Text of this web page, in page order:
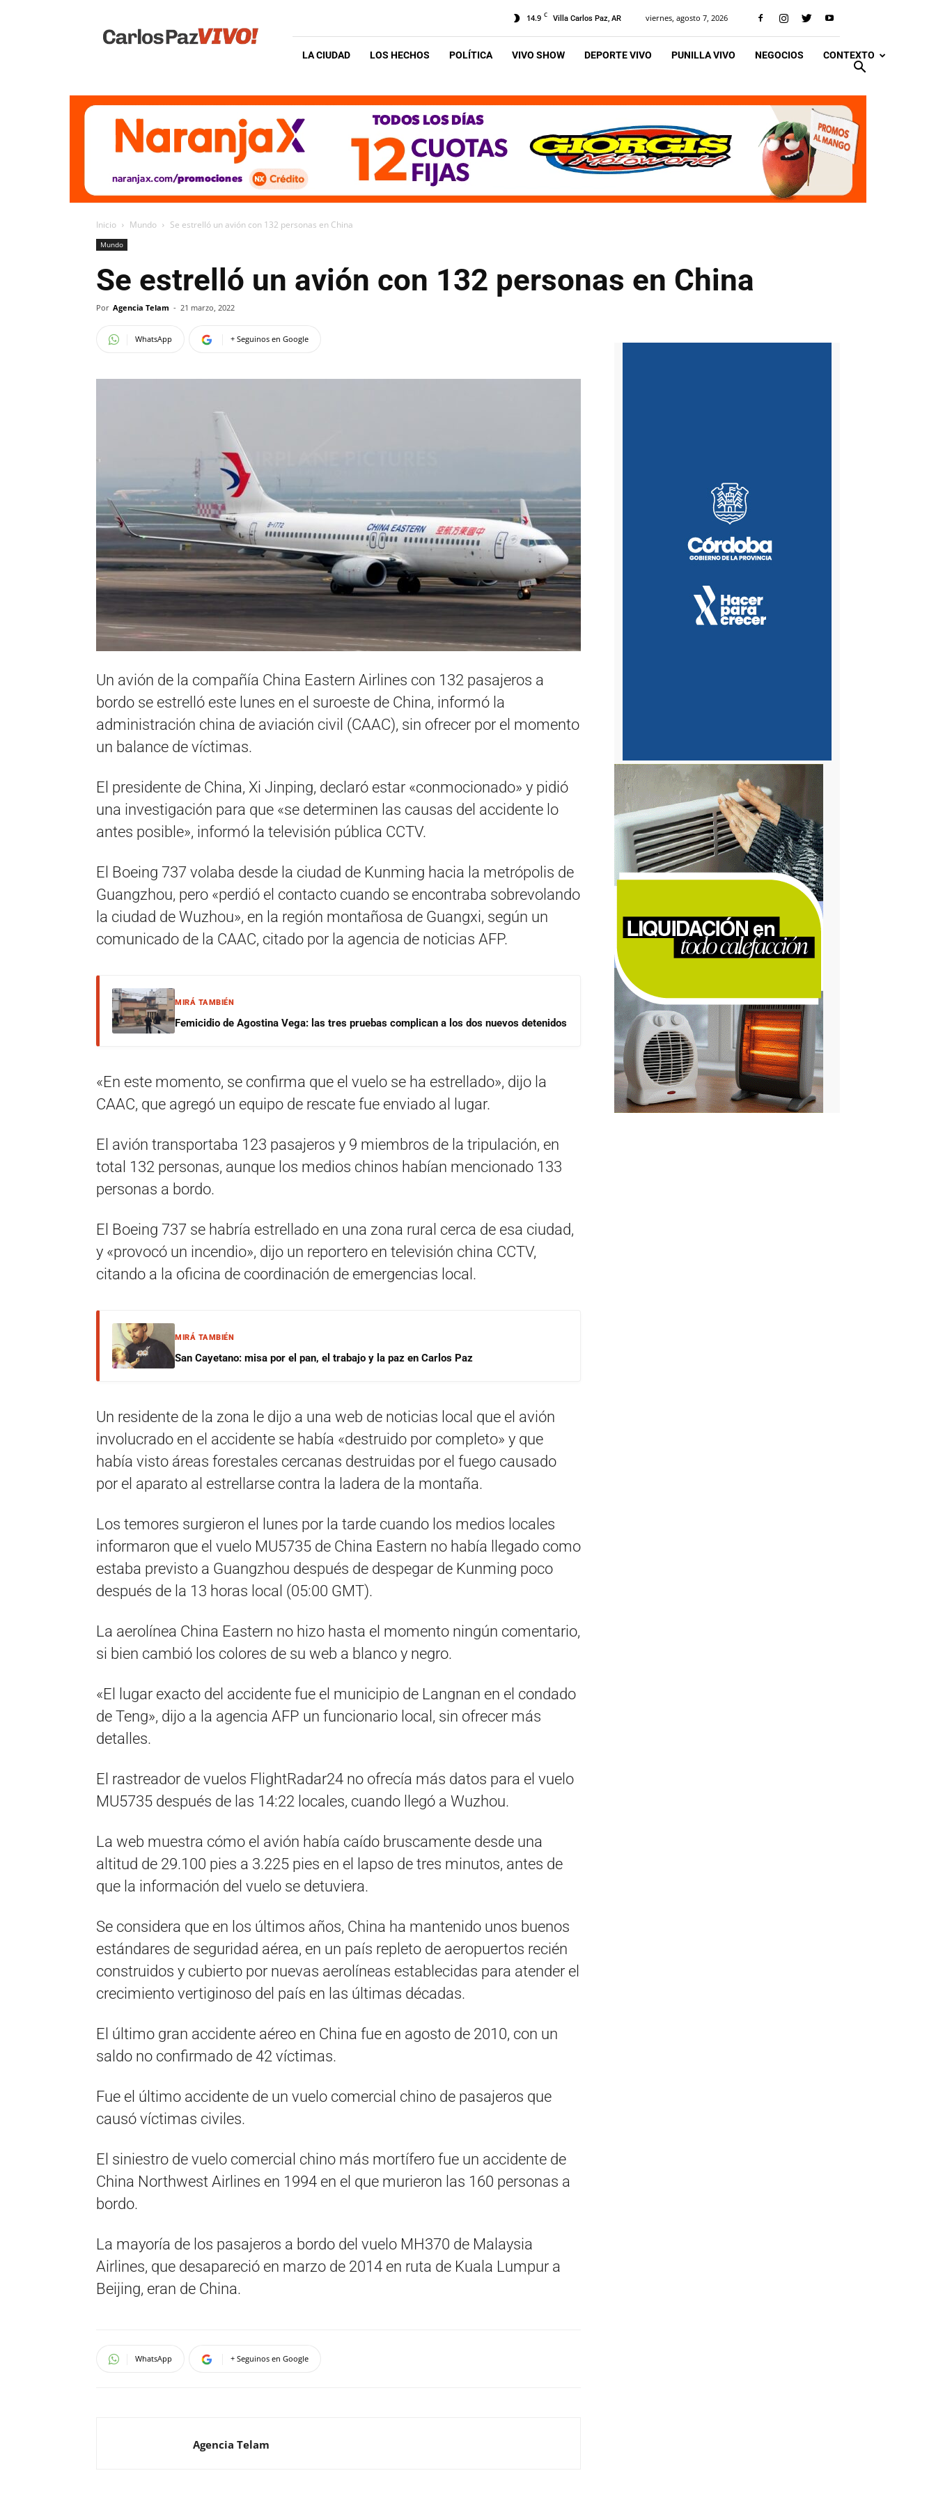
Vivo
14.9 C Villa Carlos Paz, AR viernes, agosto 7, 2026
LA CIUDAD LOS HECHOS POLÍTICA VIVO SHOW DEPORTE VIVO PUNILLA VIVO NEGOCIOS CONTEXTO
Inicio Mundo Se estrelló un avión con 132 personas en China
Mundo
Se estrelló un avión con 132 personas en China
Por Agencia Telam - 21 marzo, 2022
WhatsApp + Seguinos en Google
Un avión de la compañía China Eastern Airlines con 132 pasajeros a
bordo se estrelló este lunes en el suroeste de China, informó la
administración china de aviación civil (CAAC), sin ofrecer por el momento
un balance de víctimas.
El presidente de China, Xi Jinping, declaró estar «conmocionado» y pidió
una investigación para que «se determinen las causas del accidente lo
antes posible», informó la televisión pública CCTV.
El Boeing 737 volaba desde la ciudad de Kunming hacia la metrópolis de
Guangzhou, pero «perdió el contacto cuando se encontraba sobrevolando
la ciudad de Wuzhou», en la región montañosa de Guangxi, según un
comunicado de la CAAC, citado por la agencia de noticias AFP.
MIRÁ TAMBIÉN
Femicidio de Agostina Vega: las tres pruebas complican a los dos nuevos detenidos
«En este momento, se confirma que el vuelo se ha estrellado», dijo la
CAAC, que agregó un equipo de rescate fue enviado al lugar.
El avión transportaba 123 pasajeros y 9 miembros de la tripulación, en
total 132 personas, aunque los medios chinos habían mencionado 133
personas a bordo.
El Boeing 737 se habría estrellado en una zona rural cerca de esa ciudad,
y «provocó un incendio», dijo un reportero en televisión china CCTV,
citando a la oficina de coordinación de emergencias local.
MIRÁ TAMBIÉN
San Cayetano: misa por el pan, el trabajo y la paz en Carlos Paz
Un residente de la zona le dijo a una web de noticias local que el avión
involucrado en el accidente se había «destruido por completo» y que
había visto áreas forestales cercanas destruidas por el fuego causado
por el aparato al estrellarse contra la ladera de la montaña.
Los temores surgieron el lunes por la tarde cuando los medios locales
informaron que el vuelo MU5735 de China Eastern no había llegado como
estaba previsto a Guangzhou después de despegar de Kunming poco
después de la 13 horas local (05:00 GMT).
La aerolínea China Eastern no hizo hasta el momento ningún comentario,
si bien cambió los colores de su web a blanco y negro.
«El lugar exacto del accidente fue el municipio de Langnan en el condado
de Teng», dijo a la agencia AFP un funcionario local, sin ofrecer más
detalles.
El rastreador de vuelos FlightRadar24 no ofrecía más datos para el vuelo
MU5735 después de las 14:22 locales, cuando llegó a Wuzhou.
La web muestra cómo el avión había caído bruscamente desde una
altitud de 29.100 pies a 3.225 pies en el lapso de tres minutos, antes de
que la información del vuelo se detuviera.
Se considera que en los últimos años, China ha mantenido unos buenos
estándares de seguridad aérea, en un país repleto de aeropuertos recién
construidos y cubierto por nuevas aerolíneas establecidas para atender el
crecimiento vertiginoso del país en las últimas décadas.
El último gran accidente aéreo en China fue en agosto de 2010, con un
saldo no confirmado de 42 víctimas.
Fue el último accidente de un vuelo comercial chino de pasajeros que
causó víctimas civiles.
El siniestro de vuelo comercial chino más mortífero fue un accidente de
China Northwest Airlines en 1994 en el que murieron las 160 personas a
bordo.
La mayoría de los pasajeros a bordo del vuelo MH370 de Malaysia
Airlines, que desapareció en marzo de 2014 en ruta de Kuala Lumpur a
Beijing, eran de China.
WhatsApp + Seguinos en Google
Agencia Telam